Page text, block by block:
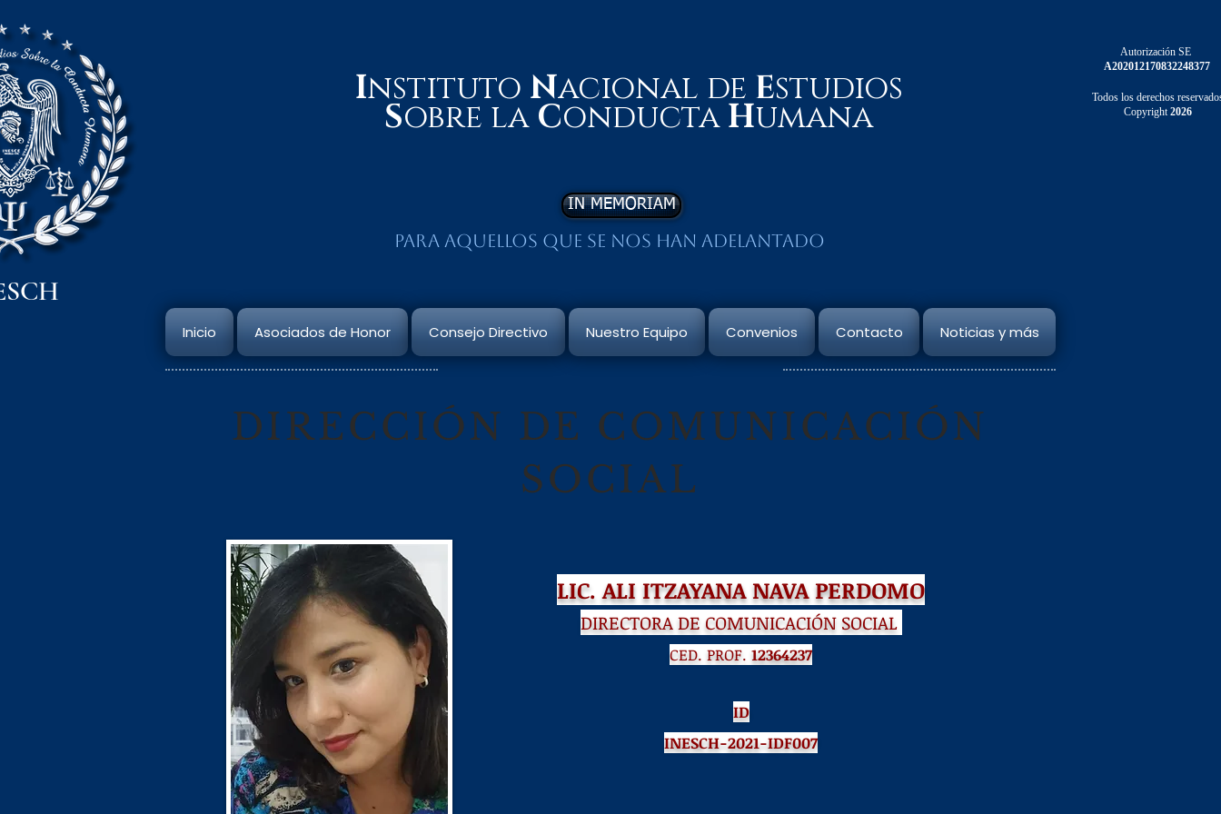
Autorización SE
A202012170832248377
Instituto Nacional de Estudios
Sobre la Conducta Humana
Todos los derechos
Copyright2026
IN MEMORIAM
Para aquellos que se nos han adelantado
Inicio Asociados de Honor Consejo Directivo Nuestro Equipo Convenios Contacto Noticias y más
DIRECCIÓN DE COMUNICACIÓN
SOCIAL
LIC. ALI ITZAYANA NAVA PERDOMO
DIRECTORA DE COMUNICACIÓN SOCIAL
CED. PROF. 12364237
ID
INESCH-2021-IDF007